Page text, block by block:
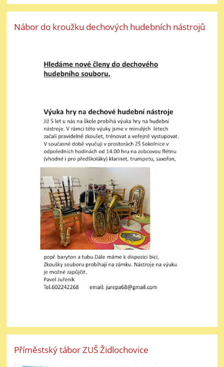
Nábor do kroužku dechových hudebních nástrojů
Příměstský tábor ZUŠ Židlochovice